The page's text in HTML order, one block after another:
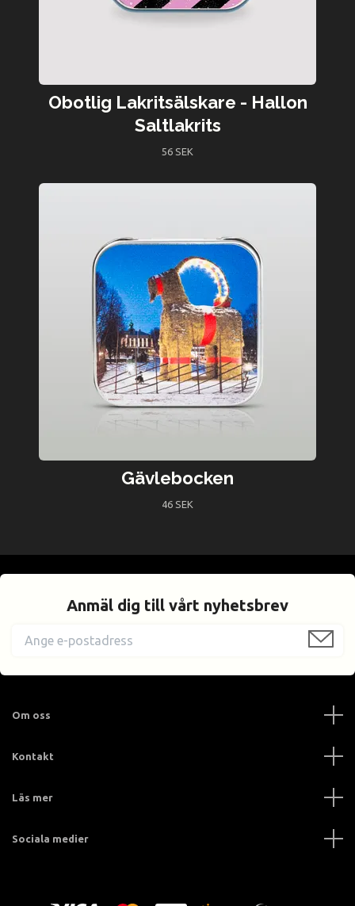
Obotlig Lakritsälskare - Hallon
Saltlakrits
56 SEK
Gävlebocken
46 SEK
Anmäl dig till vårt nyhetsbrev
Om oss
Kontakt
Läs mer
Sociala medier